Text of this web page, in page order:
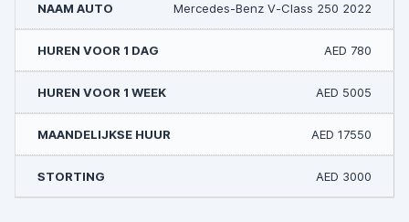
Mercedes-Benz V-Class 250 2022
AED 780
AED 5005
AED 17550
AED 3000